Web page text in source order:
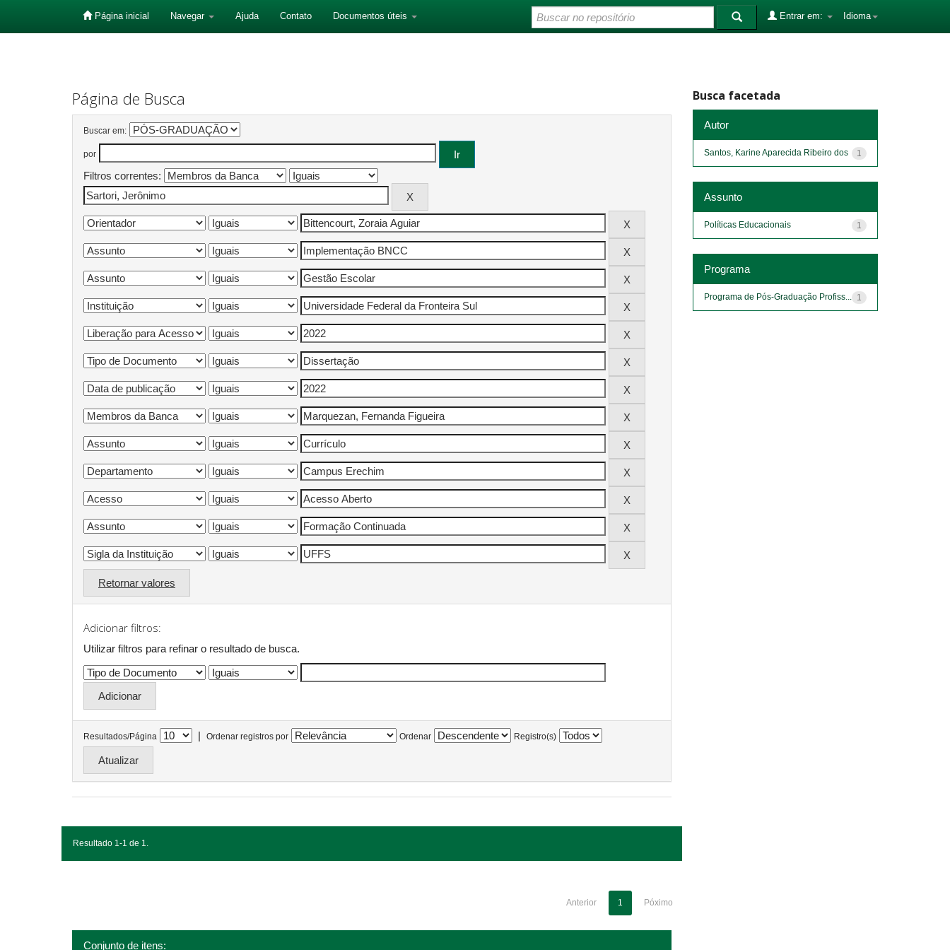
Página inicial Navegar Ajuda Contato Documentos úteis Idioma
Entrar em:
Página de Busca
Buscar em:
por
Filtros correntes:
Retornar valores
Adicionar filtros:
Utilizar filtros para refinar o resultado de busca.
Resultados/Página | Ordenar registros por Ordenar Registro(s)
Resultado 1-1 de 1.
Anterior 1 Póximo
Conjunto de itens:
Busca facetada
Autor
1
Santos, Karine Aparecida Ribeiro dos
Assunto
1
Políticas Educacionais
Programa
1
Programa de Pós-Graduação Profiss...